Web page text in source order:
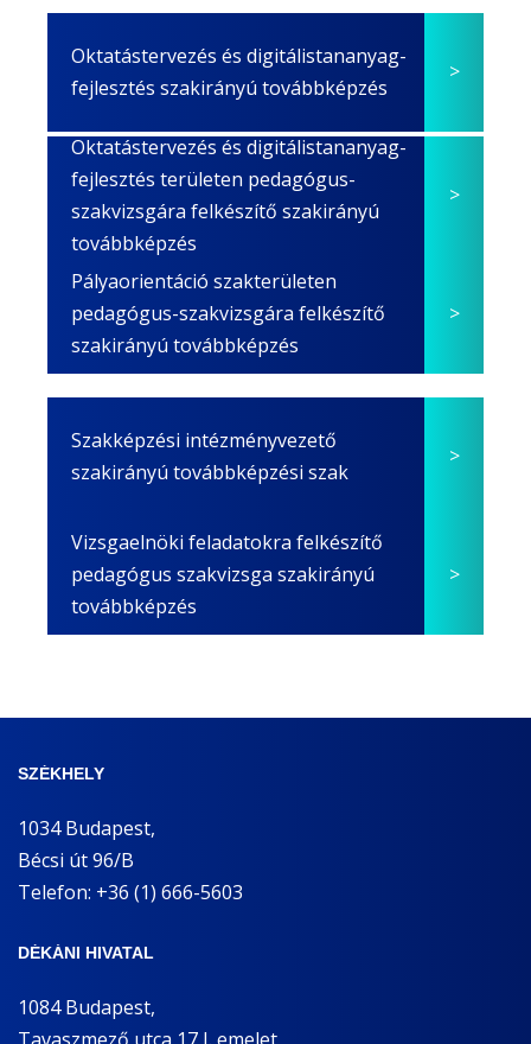
Oktatástervezés és digitálistananyag-
fejlesztés szakirányú továbbképzés
Oktatástervezés és digitálistananyag-
fejlesztés területen pedagógus-
szakvizsgára felkészítő szakirányú
továbbképzés
Pályaorientáció szakterületen
pedagógus-szakvizsgára felkészítő
szakirányú továbbképzés
Szakképzési intézményvezető
szakirányú továbbképzési szak
Vizsgaelnöki feladatokra felkészítő
pedagógus szakvizsga szakirányú
továbbképzés
SZÉKHELY
1034 Budapest,
Bécsi út 96/B
Telefon: +36 (1) 666-5603
DÉKÁNI HIVATAL
1084 Budapest,